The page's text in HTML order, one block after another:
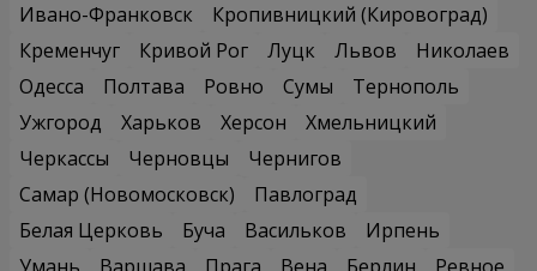
Ивано-Франковск
Кропивницкий (Кировоград)
Кременчуг
Кривой Рог Луцк Львов
Николаев
Одесса
Полтава Ровно Сумы
Тернополь
Ужгород
Харьков Херсон
Хмельницкий
Черкассы
Черновцы
Чернигов
Самар (Новомосковск)
Павлоград
Белая Церковь
Буча Васильков
Ирпень